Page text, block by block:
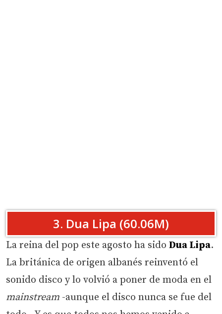
3. Dua Lipa (60.06M)
La reina del pop este agosto ha sido Dua Lipa.
La británica de origen albanés reinventó el
sonido disco y lo volvió a poner de moda en el
mainstream -aunque el disco nunca se fue del